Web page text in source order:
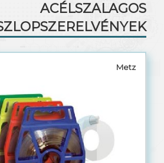
ACÉLSZALAGOS
szerelvények
Metz